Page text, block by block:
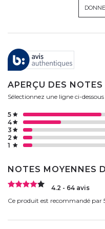
APERÇU DES NOTES
Sélectionnez une ligne ci-
1
2
3
4
5
NOTES MOYENNES
4.2 - 64 avis
Ce produit est recommandé par